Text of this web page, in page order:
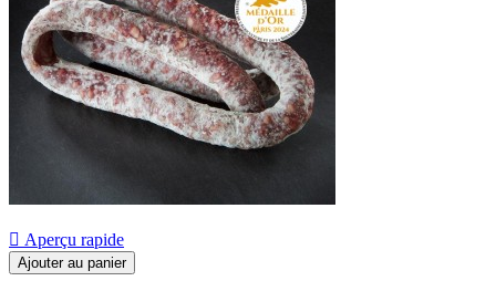
 Aperçu rapide
Ajouter au panier